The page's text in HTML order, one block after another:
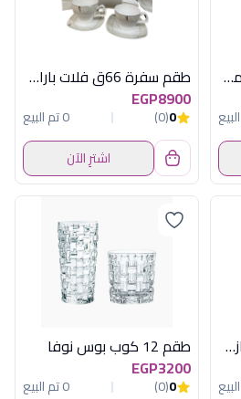
طقم 3 كاس فلوت 200 مل سيرفى
طقم سفرة 66ق فلات باراجونG-4109
EGP8900
0
(0)
0 تم البيع
اشترِ الآن
طقم 6 شوب 300 س ل ازور تركى
طقم 12 كوب بوس نوفا
EGP3200
0
(0)
0 تم البيع